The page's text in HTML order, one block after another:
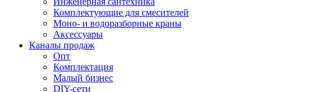
Комплектующие для смесителей
Моно- и водоразборные краны
Аксессуары
Каналы продаж
Опт
Комплектация
Малый бизнес
DIY-сети